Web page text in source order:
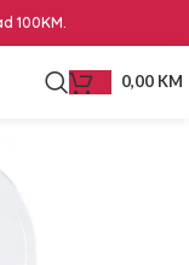
100KM.
0,00 KM